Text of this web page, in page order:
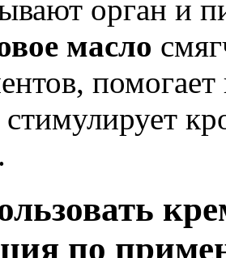
орган и
масло
стимулирует
по